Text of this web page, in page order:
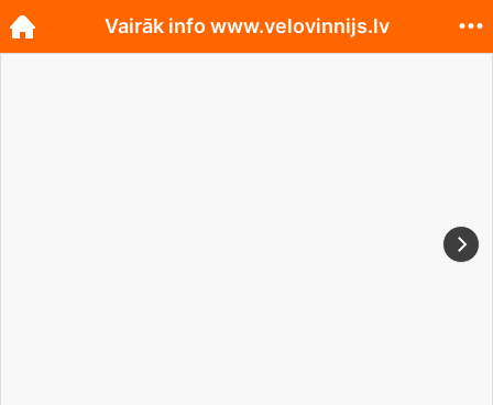
Vairāk info www.velovinnijs.lv